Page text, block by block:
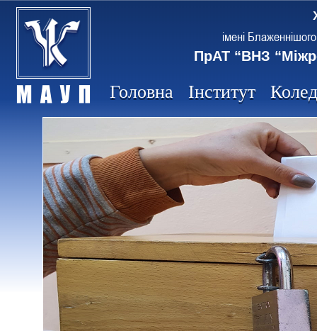
імені
ПрАТ “ВНЗ
Головна Інститут